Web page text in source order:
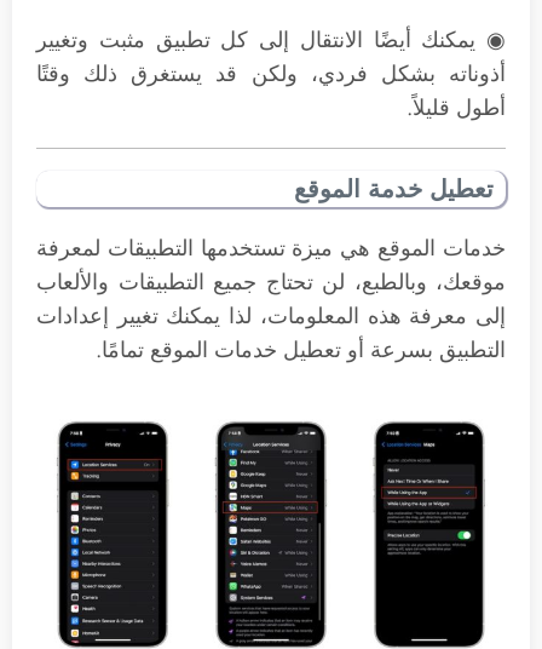
◉ يمكنك أيضًا الانتقال إلى كل تطبيق مثبت وتغيير
أذوناته بشكل فردي، ولكن قد يستغرق ذلك وقتًا
أطول قليلاً.
تعطيل خدمة الموقع
خدمات الموقع هي ميزة تستخدمها التطبيقات لمعرفة
موقعك، وبالطبع، لن تحتاج جميع التطبيقات والألعاب
إلى معرفة هذه المعلومات، لذا يمكنك تغيير إعدادات
التطبيق بسرعة أو تعطيل خدمات الموقع تمامًا.